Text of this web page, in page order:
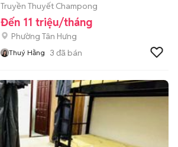
Truyền Thuyết Champong
Đến 11 triệu/tháng
Phường Tân Hưng
Thuý Hằng 3 đã bán